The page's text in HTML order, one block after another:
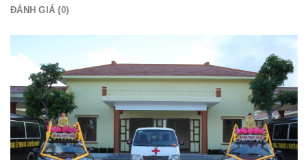
ĐÁNH GIÁ (0)